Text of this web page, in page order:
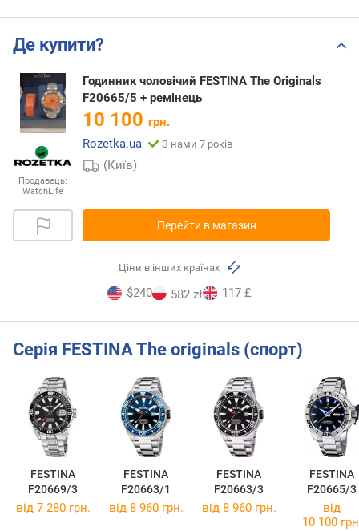
Де купити?
Продавець:
WatchLife
Годинник чоловічий FESTINA The Originals
F20665/5 + ремінець
10 100 грн.
Rozetka.ua
З нами 7 років
(Київ)
Перейти в магазин
Ціни в інших країнах
$240 582 zł 117 £
Серія FESTINA The originals (спорт)
FESTINA
F20669/3
FESTINA
F20663/1
FESTINA
F20663/3
FESTINA
F20665/3
від 7 280 грн. від 8 960 грн. від 8 960 грн.
від
10 100